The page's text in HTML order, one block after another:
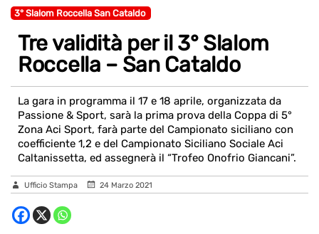
3° Slalom Roccella San Cataldo
Tre validità per il 3° Slalom
Roccella – San Cataldo
La gara in programma il 17 e 18 aprile, organizzata da
Passione & Sport, sarà la prima prova della Coppa di 5°
Zona Aci Sport, farà parte del Campionato siciliano con
coefficiente 1,2 e del Campionato Siciliano Sociale Aci
Caltanissetta, ed assegnerà il “Trofeo Onofrio Giancani”.
Ufficio Stampa 24 Marzo 2021